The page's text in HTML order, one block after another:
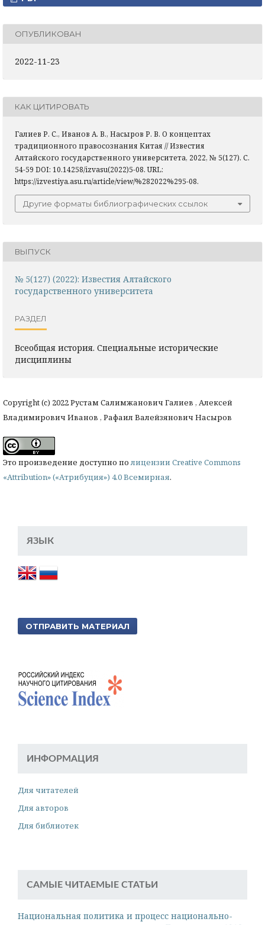
ОПУБЛИКОВАН
2022-11-23
КАК ЦИТИРОВАТЬ
Галиев Р. С., Иванов А. В., Насыров Р. В. О концептах
традиционного правосознания Китая // Известия
Алтайского государственного университета, 2022, № 5(127). С.
54-59 DOI: 10.14258/izvasu(2022)5-08. URL:
https://izvestiya.asu.ru/article/view/%282022%295-08.
Другие форматы библиографических ссылок
ВЫПУСК
№ 5(127) (2022): Известия Алтайского
государственного университета
РАЗДЕЛ
Всеобщая история. Специальные исторические
дисциплины
Copyright (c) 2022 Рустам Салимжанович Галиев , Алексей
Владимирович Иванов , Рафаил Валейзянович Насыров
Это произведение доступно полицензии Creative Commons
«Attribution» («Атрибуция») 4.0 Всемирная.
ЯЗЫК
ОТПРАВИТЬ МАТЕРИАЛ
ИНФОРМАЦИЯ
Для читателей
Для авторов
Для библиотек
САМЫЕ ЧИТАЕМЫЕ СТАТЬИ
Национальная политика и процесс национально-